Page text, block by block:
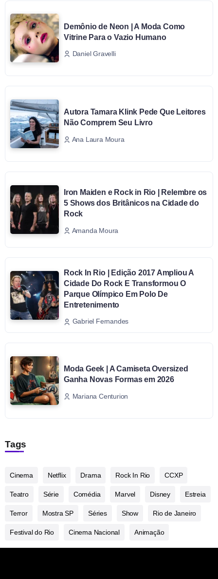
Demônio de Neon | A Moda Como
Vitrine Para o Vazio Humano
Daniel Gravelli
Autora Tamara Klink Pede Que Leitores
Não Comprem Seu Livro
Ana Laura Moura
Iron Maiden e Rock in Rio | Relembre os
5 Shows dos Britânicos na Cidade do
Rock
Amanda Moura
Rock In Rio | Edição 2017 Ampliou A
Cidade Do Rock E Transformou O
Parque Olímpico Em Polo De
Entretenimento
Gabriel Fernandes
Moda Geek | A Camiseta Oversized
Ganha Novas Formas em 2026
Mariana Centurion
Tags
Cinema Netflix Drama Rock In Rio CCXP
Teatro Série Comédia Marvel Disney Estreia
Terror Mostra SP Séries Show Rio de Janeiro
Festival do Rio Cinema Nacional Animação